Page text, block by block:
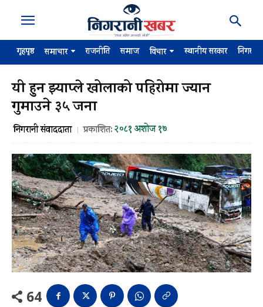
गृहपृष्ठ समाचार राजनीति समाज विचार स्थानीय सरकार
यी हुन झ्याप्ले खोलाको पहिरोमा ज्यान
गुमाउने ३५ जना
निगरानी संवाददाता प्रकाशित:२०८१ अशोज १७
64